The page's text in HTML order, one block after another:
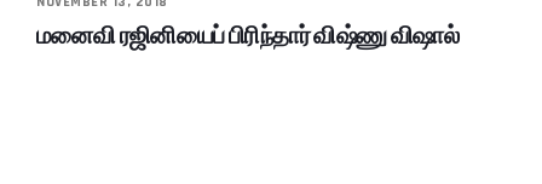
மனைவி ரஜினியைப் பிரிந்தார் விஷ்ணு விஷால்